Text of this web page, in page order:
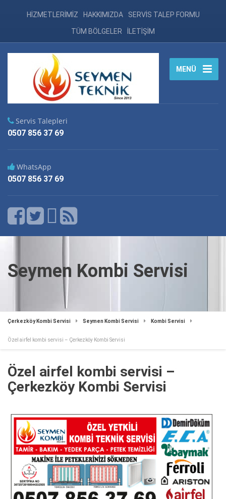
HİZMETLERİMİZ HAKKIMIZDA SERVİS TALEP FORMU
TÜM BÖLGELER İLETİŞİM
MENÜ
Servis Talepleri
0507 856 37 69
WhatsApp
0507 856 37 69
Seymen Kombi Servisi
Çerkezköy Kombi Servisi Seymen Kombi Servisi Kombi Servisi
Özel airfel kombi servisi – Çerkezköy Kombi Servisi
Özel airfel kombi servisi –
Çerkezköy Kombi Servisi